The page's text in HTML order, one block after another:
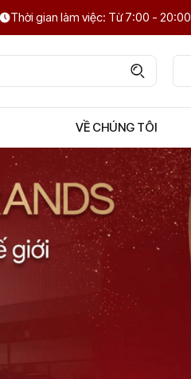
Thời gian làm việc: Từ 7:00 - 20:00
VỀ CHÚNG TÔI